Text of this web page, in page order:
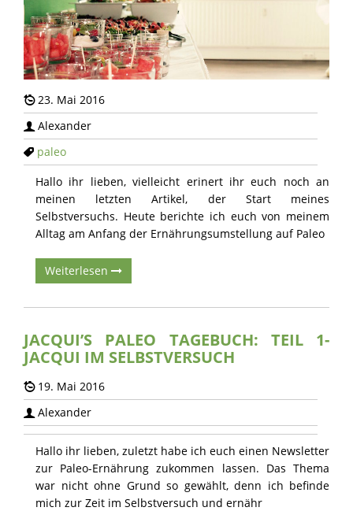
23. Mai 2016
Alexander
paleo
Hallo ihr lieben, vielleicht erinert ihr euch noch an
meinen letzten Artikel, der Start meines
Selbstversuchs. Heute berichte ich euch von meinem
Alltag am Anfang der Ernährungsumstellung auf Paleo
Weiterlesen
JACQUI’S PALEO TAGEBUCH: TEIL 1-
JACQUI IM SELBSTVERSUCH
19. Mai 2016
Alexander
Hallo ihr lieben, zuletzt habe ich euch einen Newsletter
zur Paleo-Ernährung zukommen lassen. Das Thema
war nicht ohne Grund so gewählt, denn ich befinde
mich zur Zeit im Selbstversuch und ernähr